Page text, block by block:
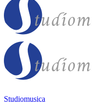
Studiomusica